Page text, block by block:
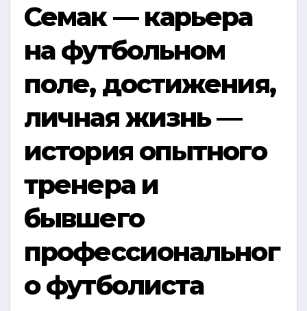
Семак — карьера
на футбольном
поле, достижения,
личная жизнь —
история опытного
тренера и
бывшего
профессиональног
о футболиста